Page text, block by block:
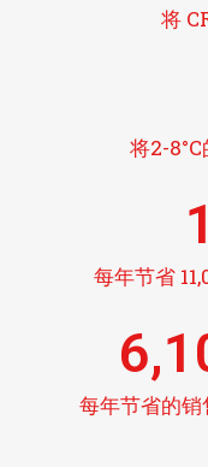
将
将2-
每年节省
每年节省的销